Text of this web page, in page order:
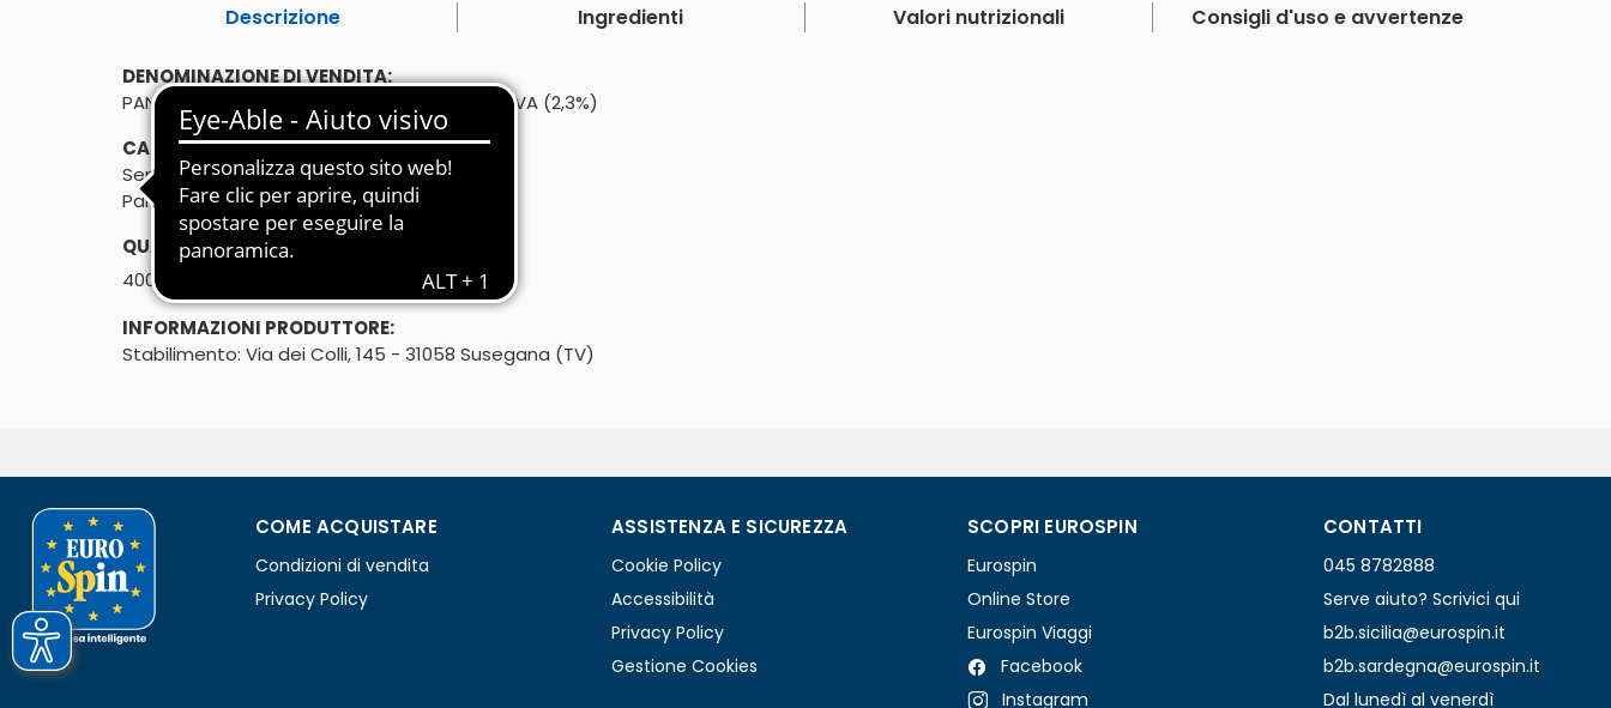
Descrizione Ingredienti Valori nutrizionali Consigli d'uso e avvertenze
DENOMINAZIONE DI VENDITA:
PANE DI TIPO "0" CON OLIO EXTRAVEGINE DI OLIVA (2,3%)
CARATTERISTICHE:
Senza olio di palma
Pane morbido a fette
QUANTITÀ:
400g
INFORMAZIONI PRODUTTORE:
Stabilimento: Via dei Colli, 145 - 31058 Susegana (TV)
COME ACQUISTARE
Condizioni di vendita
Privacy Policy
ASSISTENZA E SICUREZZA
Cookie Policy
Accessibilità
Privacy Policy
Gestione Cookies
SCOPRI EUROSPIN
Eurospin
Online Store
Eurospin Viaggi
Facebook
Instagram
CONTATTI
045 8782888
Serve aiuto? Scrivici qui
b2b.sicilia@eurospin.it
b2b.sardegna@eurospin.it
Dal lunedì al venerdì